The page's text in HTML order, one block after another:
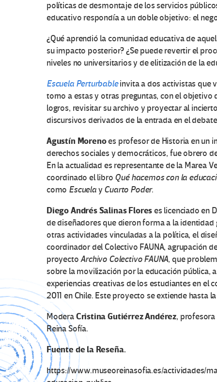
políticas de desmontaje de los servicios
educativo respondía a un doble objetivo: el
¿Qué aprendió la comunidad educativa de
su impacto posterior? ¿Se puede revertir el
niveles no universitarios y de elitización de la
Escuela Perturbableinvita a dos activistas que
torno a estas y otras preguntas, con el objetivo
logros, revisitar su archivo y proyectar al
discursivos derivados de la entrada en el
Agustín Morenoes profesor de Historia en un
derechos sociales y democráticos, fue obrero
En la actualidad es representante de la Marea
coordinado el libro Qué hacemos con la
como Escuelay Cuarto Poder.
Diego Andrés Salinas Floreses licenciado en
de diseñadores que dieron forma a la
otras actividades vinculadas a la política, el
coordinador del Colectivo FAUNA, agrupación
proyectoArchivo Colectivo FAUNA, que
sobre la movilización por la educación pública,
experiencias creativas de los estudiantes en el
2011 en Chile. Este proyecto se extiende hasta
ModeraCristina Gutiérrez Andérez,
Reina Sofía.
Fuente de la Reseña.
https://www.museoreinasofia.es/actividades/